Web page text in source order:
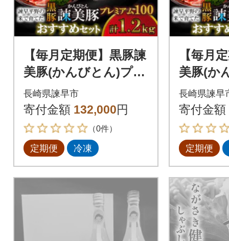
【毎月定期便】黒豚諫
美豚(かんびとん)プレ
ミアム100 おすすめ
セット1.2kg全6回
長崎県諫早市
寄付金額 132,000円
（0件）
定期便 冷凍
【毎月
美豚(か
ミアム
セット
長崎県諫早
寄付金額
定期便